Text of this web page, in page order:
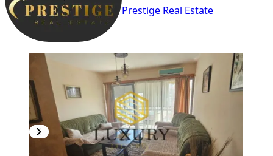
Prestige Real Estate